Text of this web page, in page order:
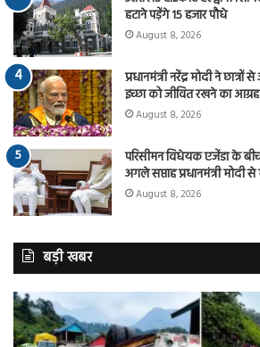
हटाने पड़ेंगे 15 हजार पौधे
August 8, 2026
प्रधानमंत्री नरेंद्र मोदी ने
इच्छा को जीवित रखने का
August 8, 2026
परिसीमन विधेयक एजेंडा के
अगले सप्ताह प्रधानमंत्री मोदी
August 8, 2026
बड़ी खबर